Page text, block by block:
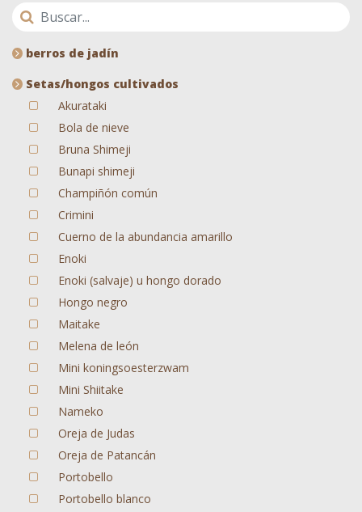
berros de jadín
Setas/hongos cultivados
Akurataki
Bola de nieve
Bruna Shimeji
Bunapi shimeji
Champiñón común
Crimini
Cuerno de la abundancia amarillo
Enoki
Enoki (salvaje) u hongo dorado
Hongo negro
Maitake
Melena de león
Mini koningsoesterzwam
Mini Shiitake
Nameko
Oreja de Judas
Oreja de Patancán
Portobello
Portobello blanco